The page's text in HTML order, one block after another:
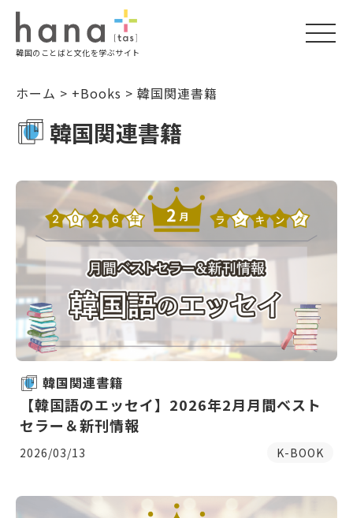
韓国のことばと文化を学ぶサイト
ホーム > +Books > 韓国関連書籍
韓国関連書籍
韓国関連書籍
【韓国語のエッセイ】2026年2月月間ベスト
セラー＆新刊情報
2026/03/13 K-BOOK